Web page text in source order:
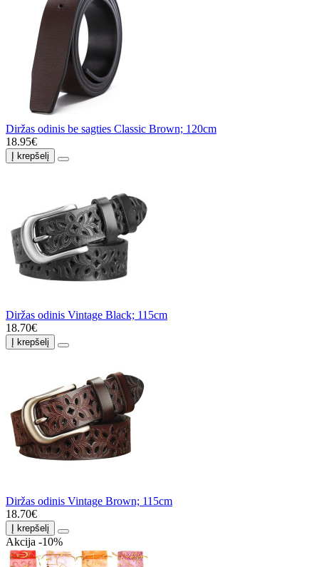
Diržas odinis be sagties Classic Brown; 120cm
18.95€
Į krepšelį
Diržas odinis Vintage Black; 115cm
18.70€
Į krepšelį
Diržas odinis Vintage Brown; 115cm
18.70€
Į krepšelį
Akcija -10%